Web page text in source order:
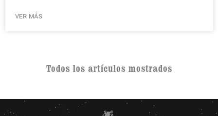
VER MÁS
Todos los artículos mostrados